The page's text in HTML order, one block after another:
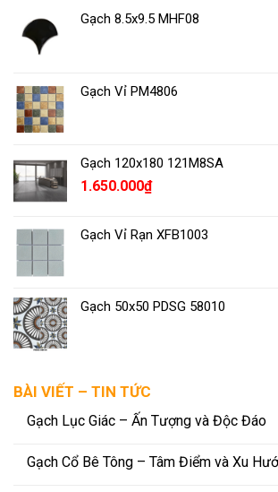
Gạch 8.5x9.5 MHF08
Gạch Vỉ PM4806
Gạch 120x180 121M8SA
1.650.000₫
Gạch Vỉ Rạn XFB1003
Gạch 50x50 PDSG 58010
BÀI VIẾT – TIN TỨC
Gạch Lục Giác – Ấn Tượng và Độc Đáo
Gạch Cổ Bê Tông – Tâm Điểm và Xu